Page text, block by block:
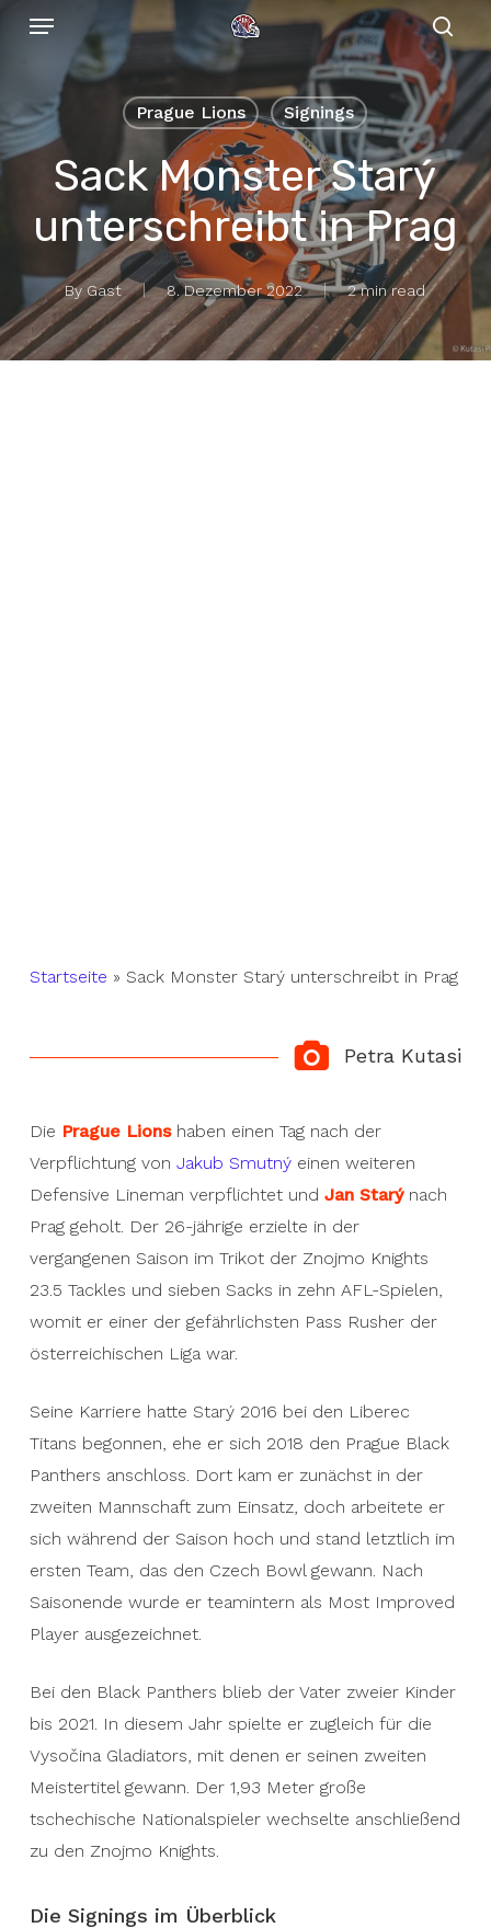
Skip
content
Menu
Prague Lions Signings
Sack Monster Starý
unterschreibt in Prag
By Gast 8. Dezember 2022 2 min read
Startseite » Sack Monster Starý unterschreibt in Prag
Petra Kutasi
Die Prague Lionshaben einen Tag nach der
Verpflichtung von Jakub Smutnýeinen weiteren
Defensive Lineman verpflichtet und Jan Starýnach
Prag geholt. Der 26-jährige erzielte in der
vergangenen Saison im Trikot der Znojmo Knights
23.5 Tackles und sieben Sacks in zehn AFL-Spielen,
womit er einer der gefährlichsten Pass Rusher der
österreichischen Liga war.
Seine Karriere hatte Starý 2016 bei den Liberec
Titans begonnen, ehe er sich 2018 den Prague Black
Panthers anschloss. Dort kam er zunächst in der
zweiten Mannschaft zum Einsatz, doch arbeitete er
sich während der Saison hoch und stand letztlich im
ersten Team, das den Czech Bowl gewann. Nach
Saisonende wurde er teamintern als Most Improved
Player ausgezeichnet.
Bei den Black Panthers blieb der Vater zweier Kinder
bis 2021. In diesem Jahr spielte er zugleich für die
Vysočina Gladiators, mit denen er seinen zweiten
Meistertitel gewann. Der 1,93 Meter große
tschechische Nationalspieler wechselte anschließend
zu den Znojmo Knights.
Die Signings im Überblick